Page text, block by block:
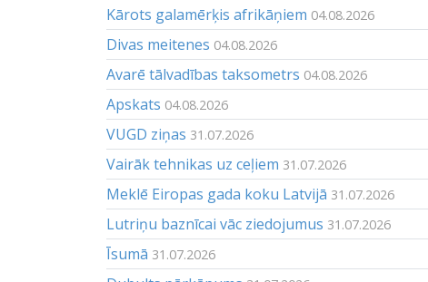
Kārots galamērķis afrikāņiem 04.08.2026
Divas meitenes 04.08.2026
Avarē tālvadības taksometrs 04.08.2026
Apskats 04.08.2026
VUGD ziņas 31.07.2026
Vairāk tehnikas uz ceļiem 31.07.2026
Meklē Eiropas gada koku Latvijā 31.07.2026
Lutriņu baznīcai vāc ziedojumus 31.07.2026
Īsumā 31.07.2026